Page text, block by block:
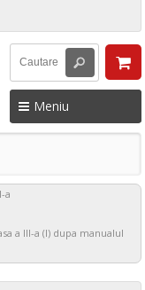
Meniu
a
a III-a (I) dupa manualul